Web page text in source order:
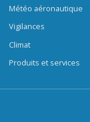
Météo aéronautique
Vigilances
Climat
Produits et services